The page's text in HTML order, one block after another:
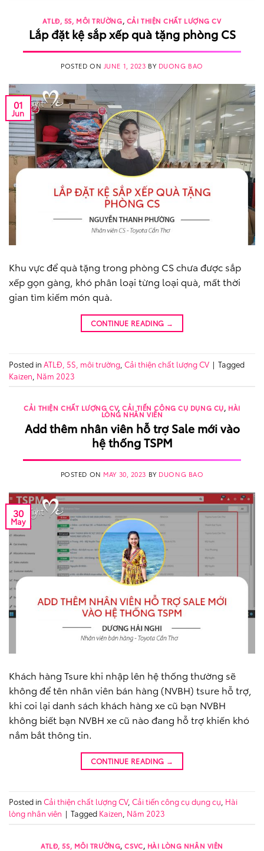
ATLĐ, 5S, MÔI TRƯỜNG, CẢI THIỆN CHẤT LƯỢNG CV
Lắp đặt kệ sắp xếp quà tặng phòng CS
POSTED ON JUNE 1, 2023 BY DUONG BAO
01
Jun
Khu vực để quà tặng trong phòng CS chưa được sắp
xếp gọn gàng, khó phân loại từng loại quà, mất thời
gian tìm kiếm món quà.
CONTINUE READING →
Posted in ATLĐ, 5S, môi trường Cải thiện chất lượng CV | Tagged
Kaizen Năm 2023
CẢI THIỆN CHẤT LƯỢNG CV,CẢI TIẾN CÔNG CỤ DỤNG CỤ, HÀI
LÒNG NHÂN VIÊN
Add thêm nhân viên hỗ trợ Sale mới vào
hệ thống TSPM
POSTED ON MAY 30, 2023 BY DUONG BAO
30
May
Khách hàng Tsure khi nhập lên hệ thống thường sẽ
không để tên nhân viên bán hàng (NVBH) tsure hỗ trợ,
khi coi lại danh sách khách hàng xe cũ bạn NVBH
không biết bạn NVBH xe cũ nào đang hỗ trợ khiến khó
nắm bắt thông tin.
CONTINUE READING →
Posted in Cải thiện chất lượng CV, Cải tiến công cụ dụng cụ Hài
lòng nhân viên | Tagged Kaizen Năm 2023
ATLĐ, 5S, MÔI TRƯỜNG,CSVC, HÀI LÒNG NHÂN VIÊN